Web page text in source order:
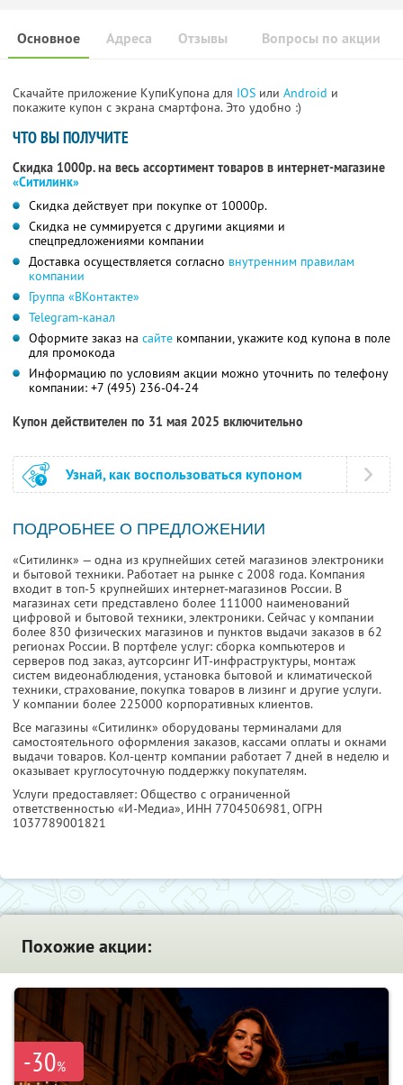
Основное Отзывы Вопросы по акции
Адреса
Скачайте приложение КупиКупона для IOS или Android и
покажите купон с экрана смартфона. Это удобно :)
ЧТО ВЫ ПОЛУЧИТЕ
Скидка 1000р. на весь ассортимент товаров в интернет-магазине
«Ситилинк»
Скидка действует при покупке от 10000р.
Скидка не суммируется с другими акциями и
спецпредложениями компании
Доставка осуществляется согласно внутренним правилам
компании
Группа «ВКонтакте»
Telegram-канал
Оформите заказ на сайте компании, укажите код купона в поле
для промокода
Информацию по условиям акции можно уточнить по телефону
компании: +7 (495) 236-04-24
Купон действителен по 31 мая 2025 включительно
Узнай, как воспользоваться купоном
ПОДРОБНЕЕ О ПРЕДЛОЖЕНИИ
«Ситилинк» — одна из крупнейших сетей магазинов электроники
и бытовой техники. Работает на рынке с 2008 года. Компания
входит в топ-5 крупнейших интернет-магазинов России. В
магазинах сети представлено более 111000 наименований
цифровой и бытовой техники, электроники. Сейчас у компании
более 830 физических магазинов и пунктов выдачи заказов в 62
регионах России. В портфеле услуг: сборка компьютеров и
серверов под заказ, аутсорсинг ИТ-инфраструктуры, монтаж
систем видеонаблюдения, установка бытовой и климатической
техники, страхование, покупка товаров в лизинг и другие услуги.
У компании более 225000 корпоративных клиентов.
Все магазины «Ситилинк» оборудованы терминалами для
самостоятельного оформления заказов, кассами оплаты и окнами
выдачи товаров. Кол-центр компании работает 7 дней в неделю и
оказывает круглосуточную поддержку покупателям.
Услуги предоставляет: Общество с ограниченной
ответственностью «И-Медиа», ИНН 7704506981, ОГРН
1037789001821
Похожие акции:
-30%